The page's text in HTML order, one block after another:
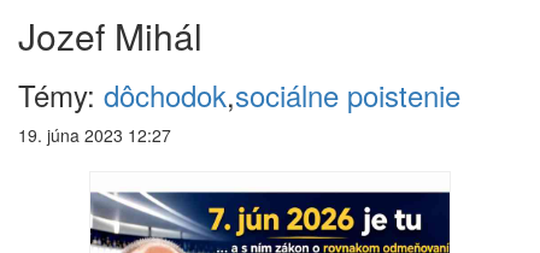
Jozef Mihál
Témy: dôchodok,sociálne poistenie
19. júna 2023 12:27